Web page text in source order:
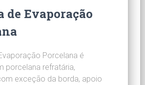
de Evaporação
Porcelana é
porcelana refratária,
exceção da borda, apoio